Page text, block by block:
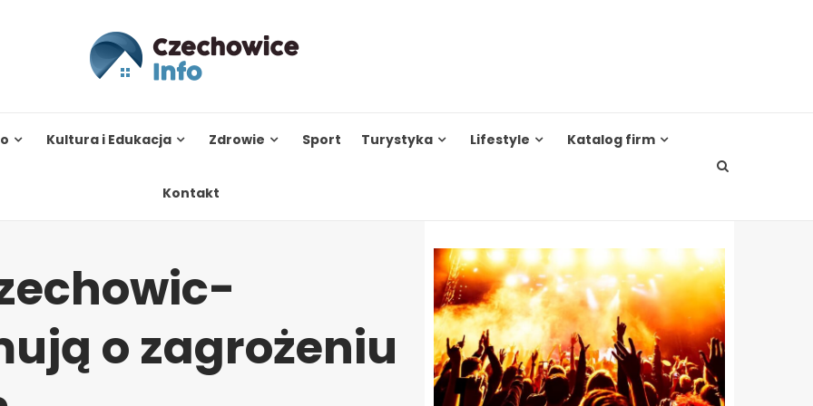
Kultura i Edukacja Zdrowie Sport Turystyka Lifestyle Katalog firm
Kontakt
o zagrożeniu